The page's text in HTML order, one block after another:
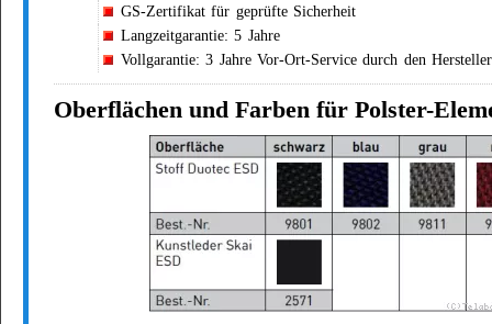
GS-Zertifikat für geprüfte Sicherheit
Langzeitgarantie: 5 Jahre
Vollgarantie: 3 Jahre Vor-Ort-Service durch den Hersteller
Oberflächen und Farben für Polster-